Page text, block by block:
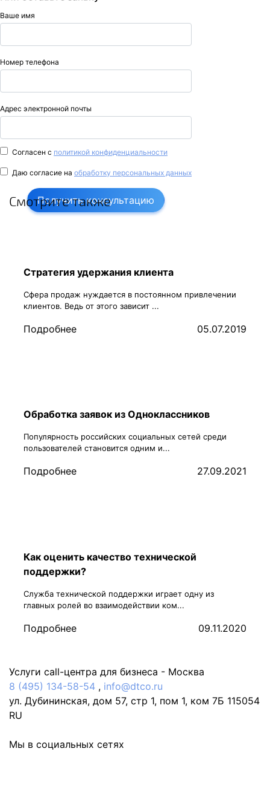
Ваше имя
Номер телефона
Адрес электронной почты
Согласен с политикой конфиденциальности
Даю согласие на обработку персональных данных
Получить консультацию
Смотрите также
Стратегия удержания клиента
Сфера продаж нуждается в постоянном привлечении
клиентов. Ведь от этого зависит ...
Подробнее 05.07.2019
Обработка заявок из Одноклассников
Популярность российских социальных сетей среди
пользователей становится одним и...
Подробнее 27.09.2021
Как оценить качество технической
поддержки?
Служба технической поддержки играет одну из
главных ролей во взаимодействии ком...
Подробнее 09.11.2020
Услуги call-центра для бизнеса - Москва
8 (495) 134-58-54 , info@dtco.ru
ул. Дубининская, дом 57, стр 1, пом 1, ком 7Б 115054
RU
Мы в социальных сетях